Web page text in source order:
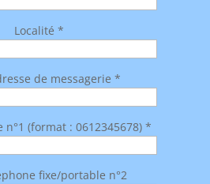
Localité *
de messagerie *
n°1 (format : 0612345678) *
fixe/portable n°2